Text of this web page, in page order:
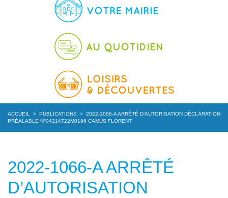
ACCUEIL > PUBLICATIONS > 2022-1066-A ARRÊTÉ D’AUTORISATION DÉCLARATION
PRÉALABLE N°04214722M0196 CAMUS FLORENT
2022-1066-A ARRÊTÉ
D’AUTORISATION